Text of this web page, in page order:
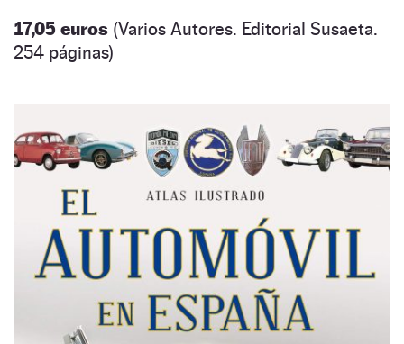
17,05 euros (Varios Autores. Editorial Susaeta.
254 páginas)